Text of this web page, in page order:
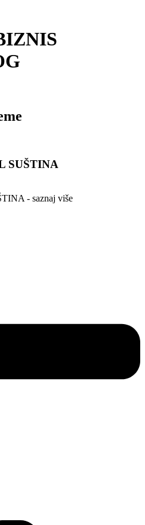
SUŠTINA
- saznaj više